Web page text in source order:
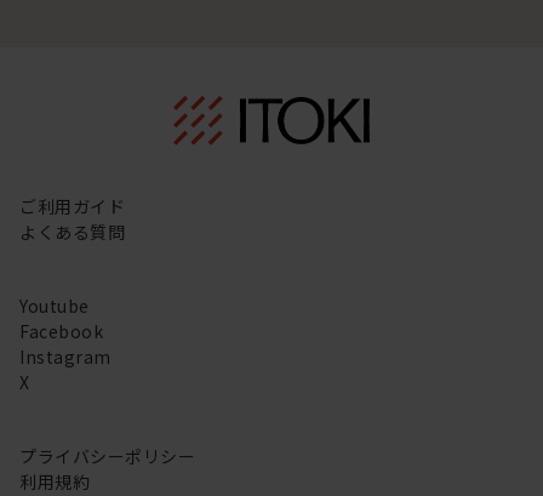
ご利用ガイド
よくある質問
Youtube
Facebook
Instagram
X
プライバシーポリシー
利用規約